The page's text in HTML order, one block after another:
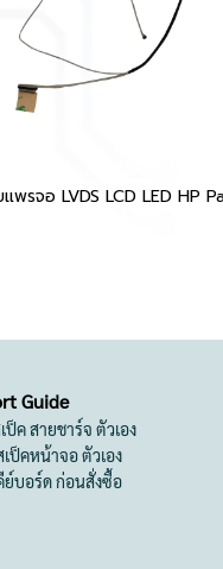
Guide
ป็ค สายชาร์จ ตัวเอง
เป็คหน้าจอ ตัวเอง
ย์บอร์ด ก่อนสั่งซื้อ